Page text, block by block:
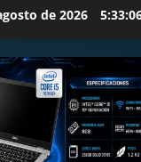
de 2026